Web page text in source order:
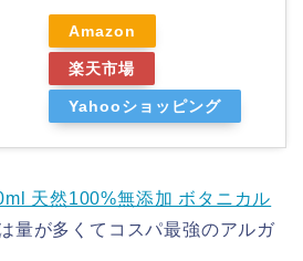
Amazon
楽天市場
Yahooショッピング
天然100%無添加 ボタニカル
量が多くてコスパ最強のアルガ